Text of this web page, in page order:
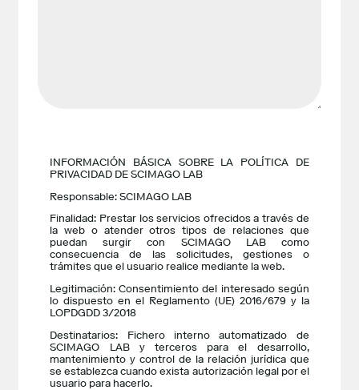
INFORMACIÓN BÁSICA SOBRE LA POLÍTICA DE
PRIVACIDAD DE SCIMAGO LAB
Responsable: SCIMAGO LAB
Finalidad: Prestar los servicios ofrecidos a través de
la web o atender otros tipos de relaciones que
puedan surgir con SCIMAGO LAB como
consecuencia de las solicitudes, gestiones o
trámites que el usuario realice mediante la web.
Legitimación: Consentimiento del interesado según
lo dispuesto en el Reglamento (UE) 2016/679 y la
LOPDGDD 3/2018
Destinatarios: Fichero interno automatizado de
SCIMAGO LAB y terceros para el desarrollo,
mantenimiento y control de la relación jurídica que
se establezca cuando exista autorización legal por el
usuario para hacerlo.